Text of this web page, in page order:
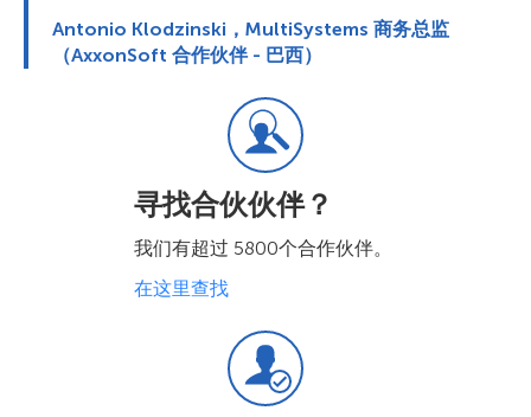
Antonio Klodzinski，MultiSystems 商务总监
（AxxonSoft 合作伙伴 - 巴西）
寻找合伙伙伴？
我们有超过 5800个合作伙伴。
在这里查找